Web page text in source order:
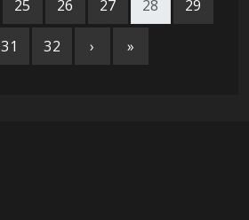
25 26 27 28 29
31 32 › »